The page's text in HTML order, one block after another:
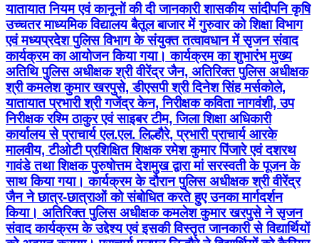
यातायात नियम एवं कानूनों की दी जानकारी शासकीय सांदीपनि कृषि
उच्चतर माध्यमिक विद्यालय बैतूल बाजार में गुरुवार को शिक्षा विभाग
एवं मध्यप्रदेश पुलिस विभाग के संयुक्त तत्वावधान में सृजन संवाद
कार्यक्रम का आयोजन किया गया। कार्यक्रम का शुभारंभ मुख्य
अतिथि पुलिस अधीक्षक श्री वीरेंद्र जैन, अतिरिक्त पुलिस अधीक्षक
श्री कमलेश कुमार खरपुसे, डीएसपी श्री दिनेश सिंह मर्सकोले,
यातायात प्रभारी श्री गजेंद्र केन, निरीक्षक कविता नागवंशी, उप
निरीक्षक रश्मि ठाकुर एवं साइबर टीम, जिला शिक्षा अधिकारी
कार्यालय से प्राचार्य एल.एल. लिल्हौरे, प्रभारी प्राचार्य आरके
मालवीय, टीओटी प्रशिक्षित शिक्षक रमेश कुमार पिंजारे एवं दशरथ
गावंडे तथा शिक्षक पुरुषोत्तम देशमुख द्वारा मां सरस्वती के पूजन के
साथ किया गया। कार्यक्रम के दौरान पुलिस अधीक्षक श्री वीरेंद्र
जैन ने छात्र-छात्राओं को संबोधित करते हुए उनका मार्गदर्शन
किया। अतिरिक्त पुलिस अधीक्षक कमलेश कुमार खरपुसे ने सृजन
संवाद कार्यक्रम के उद्देश्य एवं इसकी विस्तृत जानकारी से विद्यार्थियों